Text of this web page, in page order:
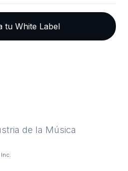
tu White Label
de la Música